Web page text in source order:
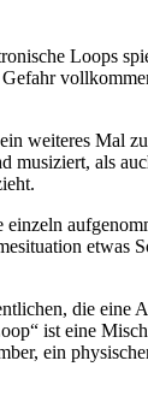
Loops
weiteres Mal
musiziert, als
etwas
die eine
ist eine
ein